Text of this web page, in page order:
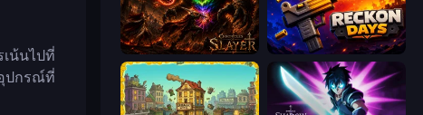
น้นไปที่
ปกรณ์ที่
Chronicles of Slayer Reckon Days